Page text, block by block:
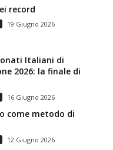
record
19 Giugno 2026
Italiani di
2026: la finale di
16 Giugno 2026
come metodo di
12 Giugno 2026